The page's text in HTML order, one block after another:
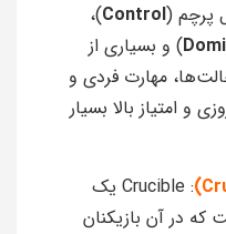
پرچم (Control)،
) و بسیاری از
مهارت فردی و
و امتیاز بالا بسیار
: Crucible یک
در آن بازیکنان